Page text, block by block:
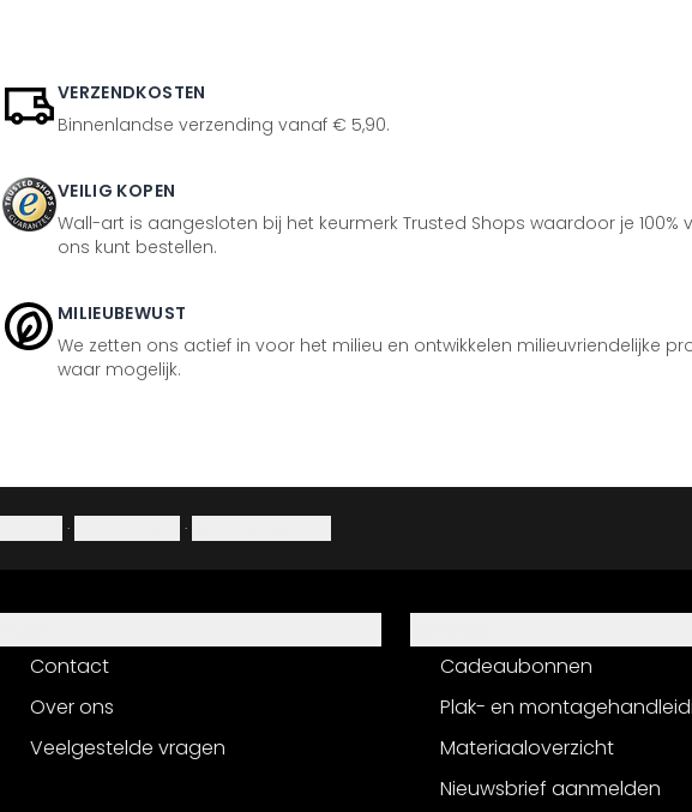
VERZENDKOSTEN
Binnenlandse verzending vanaf € 5,90.
VEILIG KOPEN
Wall-art is aangesloten bij het keurmerk Trusted Shops waardoor je 100%
ons kunt bestellen.
MILIEUBEWUST
We zetten ons actief in voor het milieu en ontwikkelen milieuvriendelijke
waar mogelijk.
· ·
Contact
Over ons
Veelgestelde vragen
Cadeaubonnen
Plak- en
Materiaaloverzicht
Nieuwsbrief aanmelden